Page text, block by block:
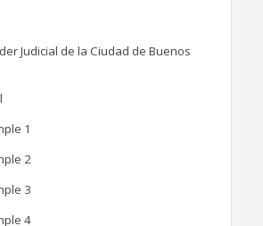
Judicial de la Ciudad de Buenos
1
2
3
4